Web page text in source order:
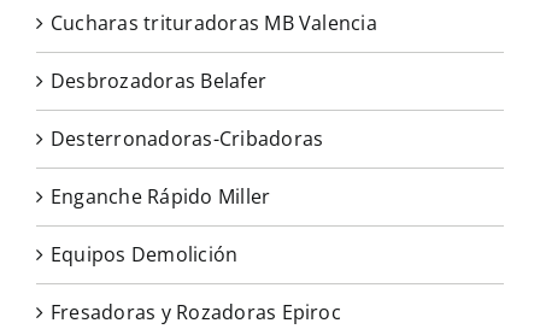
Cucharas trituradoras MB Valencia
Desbrozadoras Belafer
Desterronadoras-Cribadoras
Enganche Rápido Miller
Equipos Demolición
Fresadoras y Rozadoras Epiroc